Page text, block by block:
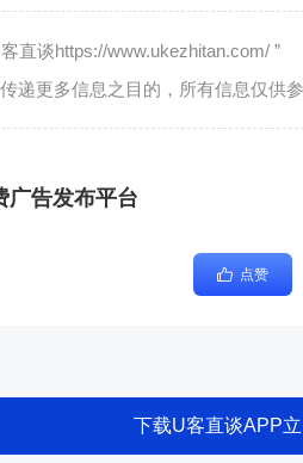
直谈https://www.ukezhitan.com/ ”
递更多信息之目的，所有信息仅供
广告发布平台
点赞
下载U客直谈APP